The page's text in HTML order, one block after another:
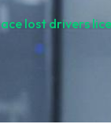
lost drivers